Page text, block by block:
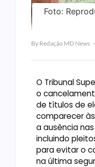
Foto:
By Redação MD News
O Tribunal
o
de títulos de
comparecer
a ausência
incluindo
para evitar o
na última